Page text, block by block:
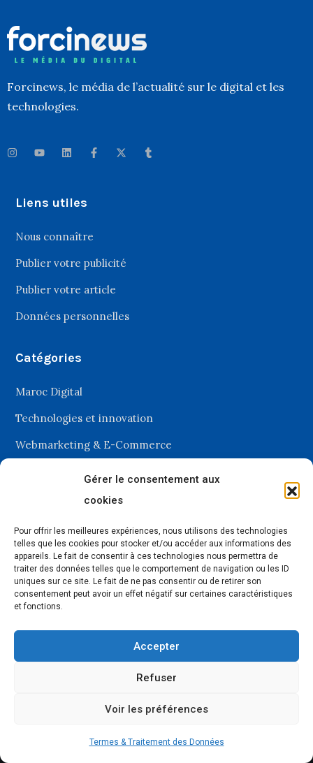
Gérer le consentement aux
cookies
Pour offrir les meilleures expériences, nous utilisons des technologies
telles que les cookies pour stocker et/ou accéder aux informations des
appareils. Le fait de consentir à ces technologies nous permettra de
traiter des données telles que le comportement de navigation ou les ID
uniques sur ce site. Le fait de ne pas consentir ou de retirer son
consentement peut avoir un effet négatif sur certaines caractéristiques
et fonctions.
Accepter
Refuser
Voir les préférences
Termes & Traitement des Données
Forcinews, le média de l’actualité sur le digital et les
technologies.
Liens utiles
Nous connaître
Publier votre publicité
Publier votre article
Données personnelles
Catégories
Maroc Digital
Technologies et innovation
Webmarketing & E-Commerce
Afrique Digitale
Recevez les dernières
actualités du digital
Selons les nouveautés, nos envois sont de 1 à 4 newsletters par mois.